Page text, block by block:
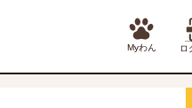
Myわん ロ